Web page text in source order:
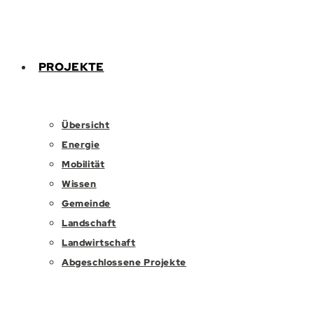
PROJEKTE
Übersicht
Energie
Mobilität
Wissen
Gemeinde
Landschaft
Landwirtschaft
Abgeschlossene Projekte